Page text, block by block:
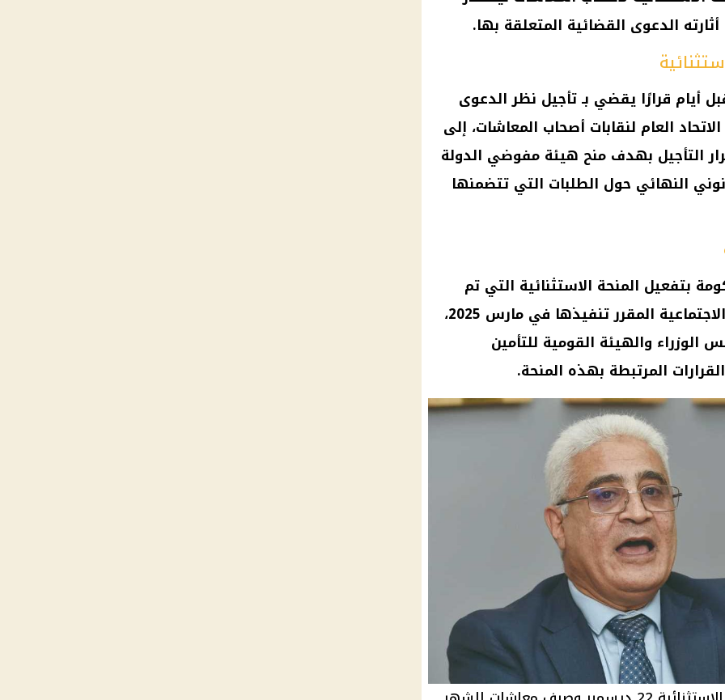
الدعوى القضائية المتعلقة بها.
أيام قرارًا يقضي بـ تأجيل نظر الدعوى
الاتحاد العام لنقابات أصحاب المعاشات، إلى
قرار التأجيل بهدف منح هيئة مفوضي الدولة
النهائي حول الطلبات التي تتضمنها
بتفعيل المنحة الاستثنائية التي تم
المقرر تنفيذها في مارس 2025،
الوزراء والهيئة القومية للتأمين
المرتبطة بهذه المنحة.